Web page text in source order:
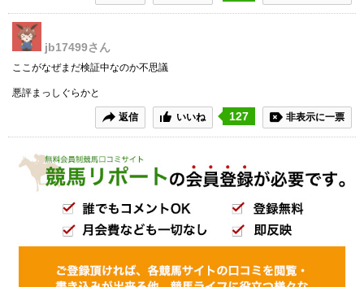
jb17499さん
ここがなぜまだ検証中なのか不思議
悪評まっしぐらかと
返信 いいね 127 非表示に一票